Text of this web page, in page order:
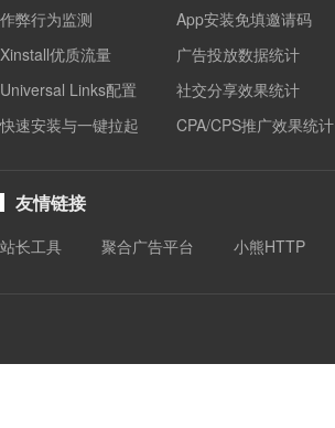
作弊行为监测
Xinstall优质流量
Universal Links配置
快速安装与一键拉起
App安装免填邀请码
广告投放数据统计
社交分享效果统计
CPA/CPS推广效果统计
友情链接
站长工具 聚合广告平台 小熊HTTP